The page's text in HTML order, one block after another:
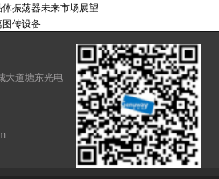
振荡器未来市场展望
图传设备
大道塘东光电